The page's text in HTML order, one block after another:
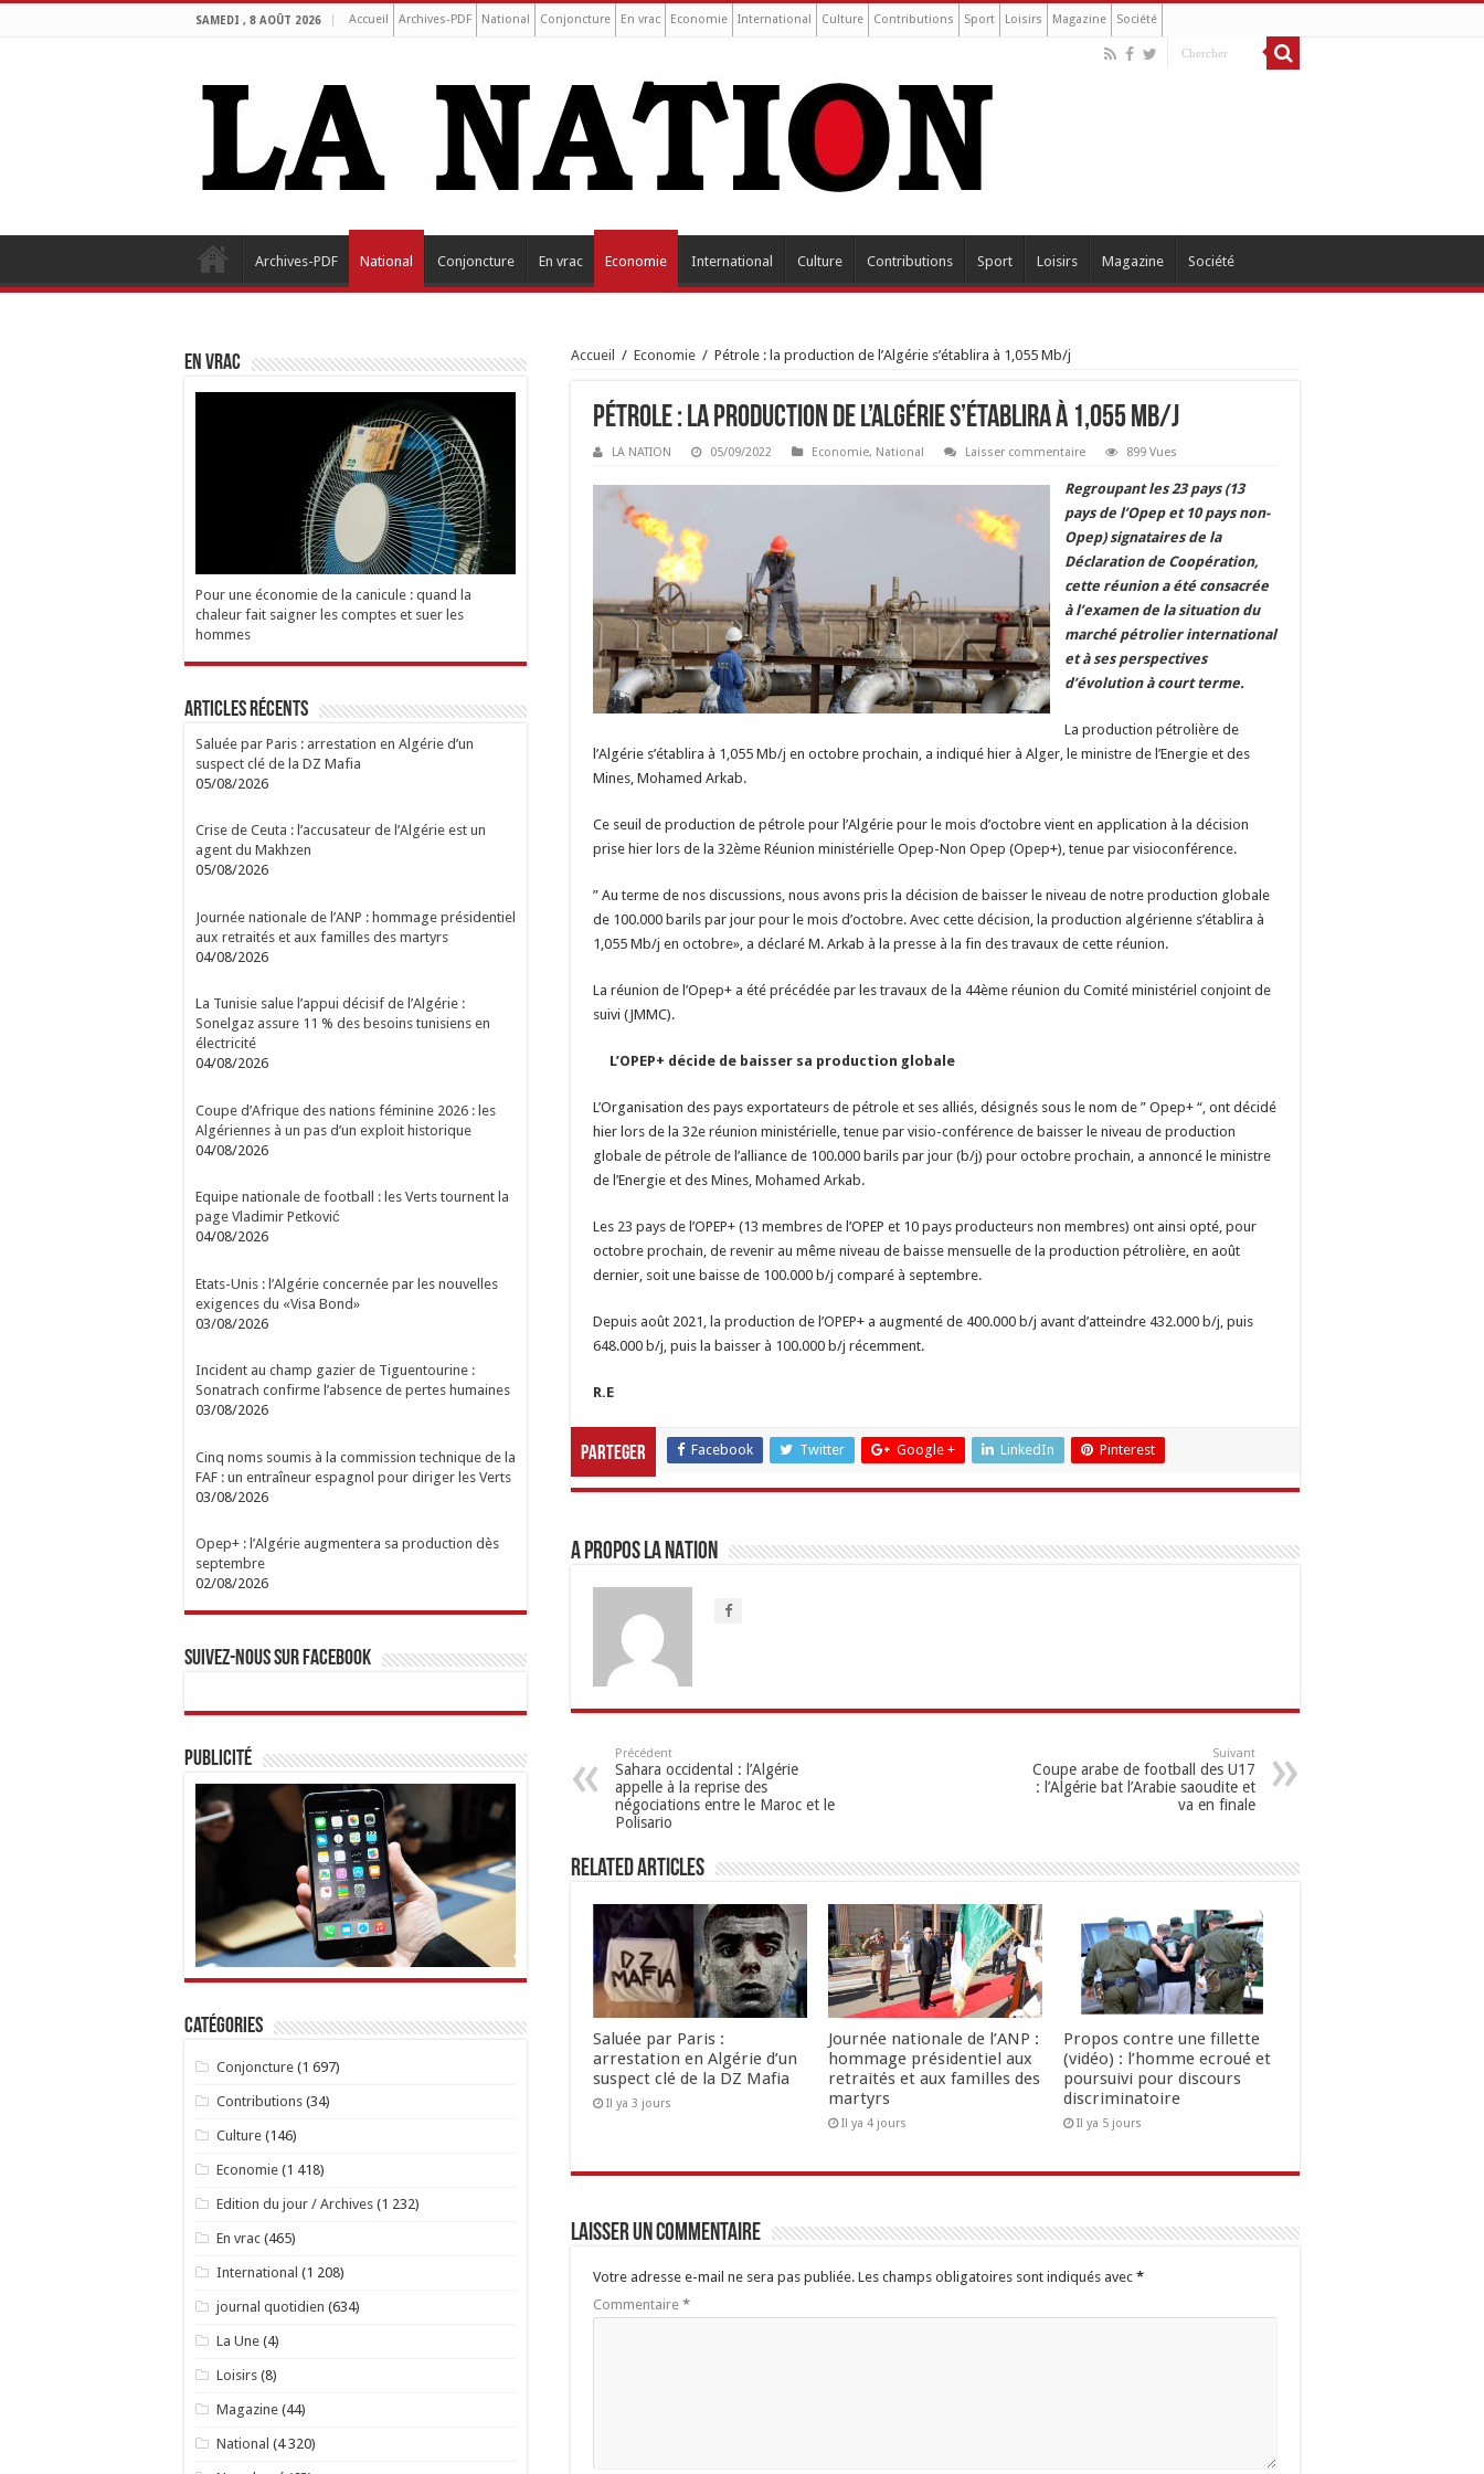
SAMEDI , 8 AOÛT 2026 Accueil Archives-PDF National Conjoncture En vrac Economie International Culture Contributions Sport Loisirs Magazine Société
Archives-PDF National Conjoncture En vrac Economie International Culture Contributions Sport Loisirs Magazine Société
Accueil / Economie / Pétrole : la production de l’Algérie s’établira à 1,055 Mb/j
Pétrole : la production de l’Algérie s’établira à 1,055 Mb/j
LA NATION 05/09/2022 Economie, National Laisser commentaire 899 Vues
Regroupant les 23 pays (13
pays de l’Opep et 10 pays non-
Opep) signataires de la
Déclaration de Coopération,
cette réunion a été consacrée
à l’examen de la situation du
marché pétrolier international
et à ses perspectives
d’évolution à court terme.
La production pétrolière de
l’Algérie s’établira à 1,055 Mb/j en octobre prochain, a indiqué hier à Alger, le ministre de l’Energie et des
Mines, Mohamed Arkab.
Ce seuil de production de pétrole pour l’Algérie pour le mois d’octobre vient en application à la décision
prise hier lors de la 32ème Réunion ministérielle Opep-Non Opep (Opep+), tenue par visioconférence.
” Au terme de nos discussions, nous avons pris la décision de baisser le niveau de notre production globale
de 100.000 barils par jour pour le mois d’octobre. Avec cette décision, la production algérienne s’établira à
1,055 Mb/j en octobre», a déclaré M. Arkab à la presse à la fin des travaux de cette réunion.
La réunion de l’Opep+ a été précédée par les travaux de la 44ème réunion du Comité ministériel conjoint de
suivi (JMMC).
L’OPEP+ décide de baisser sa production globale
L’Organisation des pays exportateurs de pétrole et ses alliés, désignés sous le nom de ” Opep+ “, ont décidé
hier lors de la 32e réunion ministérielle, tenue par visio-conférence de baisser le niveau de production
globale de pétrole de l’alliance de 100.000 barils par jour (b/j) pour octobre prochain, a annoncé le ministre
de l’Energie et des Mines, Mohamed Arkab.
Les 23 pays de l’OPEP+ (13 membres de l’OPEP et 10 pays producteurs non membres) ont ainsi opté, pour
octobre prochain, de revenir au même niveau de baisse mensuelle de la production pétrolière, en août
dernier, soit une baisse de 100.000 b/j comparé à septembre.
Depuis août 2021, la production de l’OPEP+ a augmenté de 400.000 b/j avant d’atteindre 432.000 b/j, puis
648.000 b/j, puis la baisser à 100.000 b/j récemment.
R.E
Parteger Facebook Twitter Google + LinkedIn Pinterest
A propos LA NATION
Précédent
Sahara occidental : l’Algérie
appelle à la reprise des
négociations entre le Maroc et le
Polisario
Suivant
Coupe arabe de football des U17
: l’Algérie bat l’Arabie saoudite et
va en finale
Related Articles
Saluée par Paris :
arrestation en Algérie d’un
suspect clé de la DZ Mafia
Il ya 3 jours
Journée nationale de l’ANP :
hommage présidentiel aux
retraités et aux familles des
martyrs
Il ya 4 jours
Propos contre une fillette
(vidéo) : l’homme ecroué et
poursuivi pour discours
discriminatoire
Il ya 5 jours
Laisser un commentaire
Votre adresse e-mail ne sera pas publiée. Les champs obligatoires sont indiqués avec *
Commentaire *
EN VRAC
Pour une économie de la canicule : quand la
chaleur fait saigner les comptes et suer les
hommes
Articles Récents
Saluée par Paris : arrestation en Algérie d’un
suspect clé de la DZ Mafia
05/08/2026
Crise de Ceuta : l’accusateur de l’Algérie est un
agent du Makhzen
05/08/2026
Journée nationale de l’ANP : hommage présidentiel
aux retraités et aux familles des martyrs
04/08/2026
La Tunisie salue l’appui décisif de l’Algérie :
Sonelgaz assure 11 % des besoins tunisiens en
électricité
04/08/2026
Coupe d’Afrique des nations féminine 2026 : les
Algériennes à un pas d’un exploit historique
04/08/2026
Equipe nationale de football : les Verts tournent la
page Vladimir Petković
04/08/2026
Etats-Unis : l’Algérie concernée par les nouvelles
exigences du «Visa Bond»
03/08/2026
Incident au champ gazier de Tiguentourine :
Sonatrach confirme l’absence de pertes humaines
03/08/2026
Cinq noms soumis à la commission technique de la
FAF : un entraîneur espagnol pour diriger les Verts
03/08/2026
Opep+ : l’Algérie augmentera sa production dès
septembre
02/08/2026
Suivez-nous sur Facebook
Publicité
Catégories
Conjoncture(1 697)
Contributions(34)
Culture(146)
Economie(1 418)
Edition du jour / Archives(1 232)
En vrac(465)
International (1 208)
journal quotidien (634)
La Une(4)
Loisirs(8)
Magazine(44)
National (4 320)